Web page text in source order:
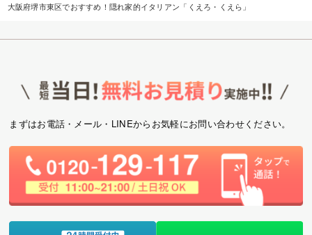
大阪府堺市東区でおすすめ！隠れ家的イタリアン「くえろ・くえら」
まずはお電話・メール・LINEからお気軽にお問い合わせください。